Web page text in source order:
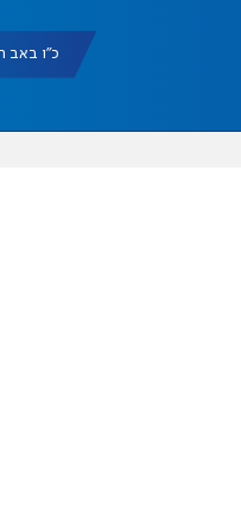
כ"ו באב